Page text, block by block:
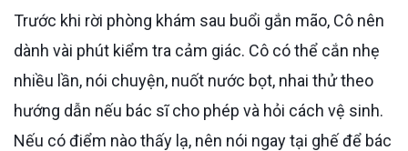
Trước khi rời phòng khám sau buổi gắn mão, Cô nên
dành vài phút kiểm tra cảm giác. Cô có thể cắn nhẹ
nhiều lần, nói chuyện, nuốt nước bọt, nhai thử theo
hướng dẫn nếu bác sĩ cho phép và hỏi cách vệ sinh.
Nếu có điểm nào thấy lạ, nên nói ngay tại ghế để bác